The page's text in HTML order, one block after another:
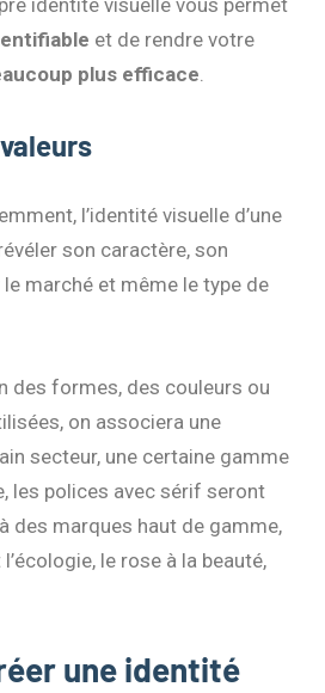
et de rendre votre
plus efficace
l’identité visuelle d’une
son caractère, son
marché et même le type de
des formes, des couleurs ou
on associera une
secteur, une certaine gamme
les polices avec sérif seront
des marques haut de gamme,
le rose à la beauté,
une identité